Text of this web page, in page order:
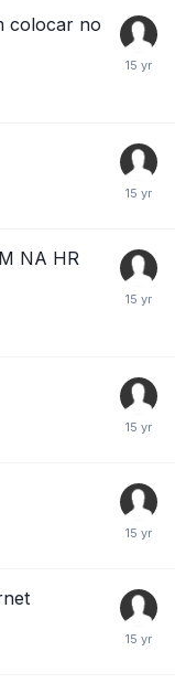
colocar no
NA HR